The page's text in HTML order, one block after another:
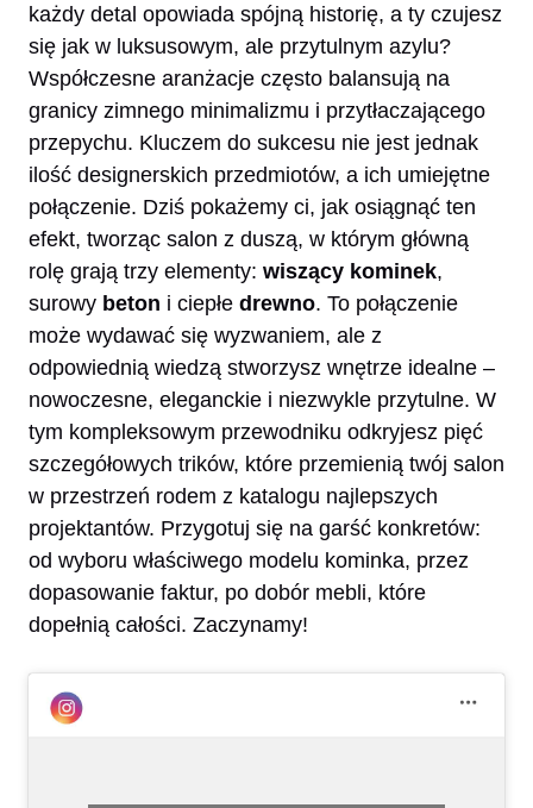
każdy detal opowiada spójną historię, a ty czujesz
się jak w luksusowym, ale przytulnym azylu?
Współczesne aranżacje często balansują na
granicy zimnego minimalizmu i przytłaczającego
przepychu. Kluczem do sukcesu nie jest jednak
ilość designerskich przedmiotów, a ich umiejętne
połączenie. Dziś pokażemy ci, jak osiągnąć ten
efekt, tworząc salon z duszą, w którym główną
rolę grają trzy elementy: wiszący kominek,
surowy beton i ciepłe drewno. To połączenie
może wydawać się wyzwaniem, ale z
odpowiednią wiedzą stworzysz wnętrze idealne –
nowoczesne, eleganckie i niezwykle przytulne. W
tym kompleksowym przewodniku odkryjesz pięć
szczegółowych trików, które przemienią twój salon
w przestrzeń rodem z katalogu najlepszych
projektantów. Przygotuj się na garść konkretów:
od wyboru właściwego modelu kominka, przez
dopasowanie faktur, po dobór mebli, które
dopełnią całości. Zaczynamy!